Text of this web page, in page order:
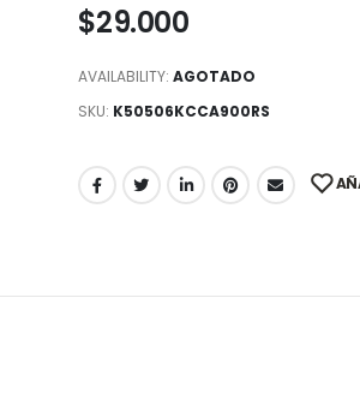
$29.000
AVAILABILITY: AGOTADO
SKU: K50506KCCA900RS